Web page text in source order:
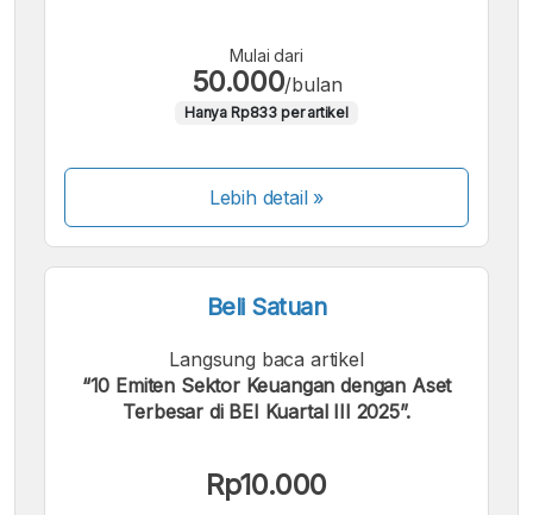
Mulai dari
50.000/bulan
Hanya Rp833 per artikel
Lebih detail »
Beli Satuan
Langsung baca artikel
“10 Emiten Sektor Keuangan dengan Aset
Terbesar di BEI Kuartal III 2025”.
Rp10.000